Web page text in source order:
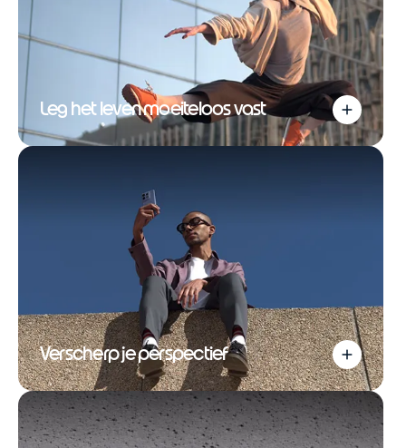
Leg het leven moeiteloos vast
Verscherp je perspectief